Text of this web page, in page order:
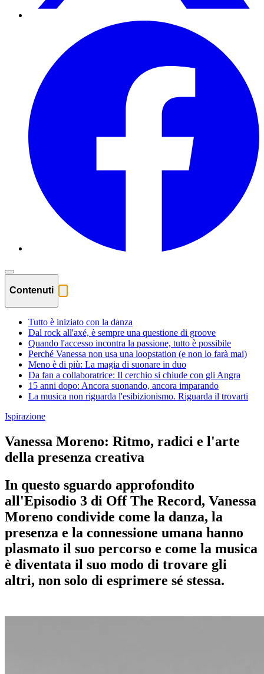
Contenuti
Tutto è iniziato con la danza
Dal rock all'axé, è sempre una questione di groove
Quando l'accesso incontra la passione, tutto è possibile
Perché Vanessa non usa una loopstation (e non lo farà mai)
Meno è di più: La magia di suonare in duo
Da fan a collaboratrice: Il cerchio si chiude con gli Angra
15 anni dopo: Ancora suonando, ancora imparando
La musica non riguarda l'esibizionismo. Riguarda il trovarti
Ispirazione
Vanessa Moreno: Ritmo, radici e l'arte
della presenza creativa
In questo sguardo approfondito
all'Episodio 3 di Off The Record, Vanessa
Moreno condivide come la danza, la
presenza e la connessione umana hanno
plasmato il suo percorso e come la musica
è diventata il suo modo di trovare gli
altri, non solo di esprimere sé stessa.